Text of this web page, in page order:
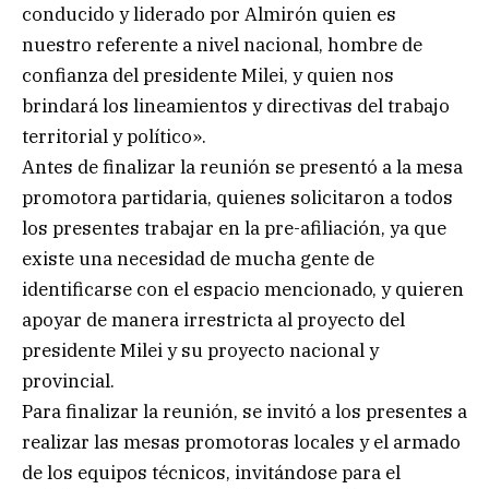
conducido y liderado por Almirón quien es
nuestro referente a nivel nacional, hombre de
confianza del presidente Milei, y quien nos
brindará los lineamientos y directivas del trabajo
territorial y político».
Antes de finalizar la reunión se presentó a la mesa
promotora partidaria, quienes solicitaron a todos
los presentes trabajar en la pre-afiliación, ya que
existe una necesidad de mucha gente de
identificarse con el espacio mencionado, y quieren
apoyar de manera irrestricta al proyecto del
presidente Milei y su proyecto nacional y
provincial.
Para finalizar la reunión, se invitó a los presentes a
realizar las mesas promotoras locales y el armado
de los equipos técnicos, invitándose para el